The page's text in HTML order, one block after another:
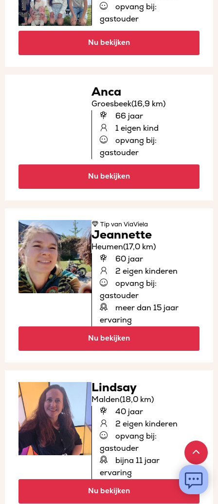
opvang bij:
gastouder
Nu bekijken
Anca
Groesbeek(16,9 km)
66 jaar
1 eigen kind
opvang bij:
gastouder
Nu bekijken
Tipvan ViaViela
Jeannette
Heumen(17,0 km)
60 jaar
2 eigen kinderen
opvang bij:
gastouder
meer dan 15 jaar
ervaring
Nu bekijken
Lindsay
Malden(18,0 km)
40 jaar
2 eigen kinderen
opvang bij:
gastouder
bijna 11 jaar
ervaring
Nu bekijken